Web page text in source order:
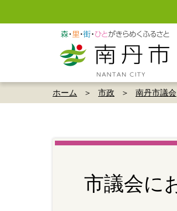
ホーム 市政 南丹市議会
市議会に